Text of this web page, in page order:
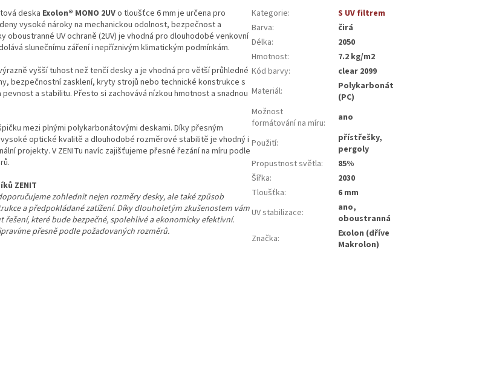
deska Exolon® MONO 2UVo tloušťce 6 mm je určena pro
vysoké nároky na mechanickou odolnost, bezpečnost a
oboustranné UV ochraně (2UV) je vhodná pro dlouhodobé venkovní
slunečnímu záření i nepříznivým klimatickým podmínkám.
vyšší tuhost než tenčí desky a je vhodná pro větší průhledné
bezpečnostní zasklení, kryty strojů nebo technické konstrukce s
a stabilitu. Přesto si zachovává nízkou hmotnost a snadnou
mezi plnými polykarbonátovými deskami. Díky přesným
optické kvalitě a dlouhodobé rozměrové stabilitě je vhodný i
projekty. V ZENITu navíc zajišťujeme přesné řezání na míru podle
ZENIT
zohlednit nejen rozměry desky, ale také způsob
a předpokládané zatížení. Díky dlouholetým zkušenostem vám
které bude bezpečné, spolehlivé a ekonomicky efektivní.
přesně podle požadovaných rozměrů.
Kategorie:
S UV filtrem
Barva:
čirá
Délka:
2050
Hmotnost:
7.2 kg/m2
Kód barvy:
clear 2099
Materiál:
Polykarbonát
(PC)
Možnost
formátování na míru: ano
Použití:
přístřešky,
pergoly
Propustnost světla:
85%
Šířka:
2030
Tloušťka:
6 mm
UV stabilizace:
ano,
oboustranná
Značka:
Exolon (dříve
Makrolon)